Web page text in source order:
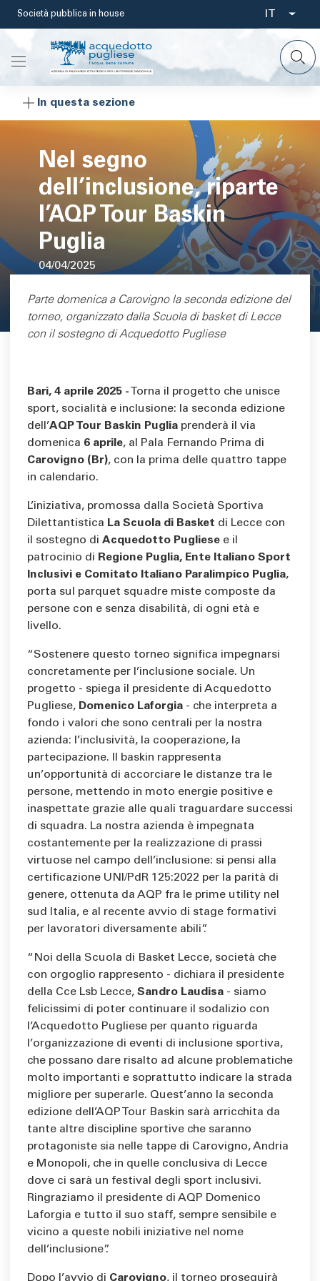
Salta
contenuto
principale
Società pubblica in house
Select
your
IT
In questa sezione
Nel segno
dell’inclusione, riparte
l’AQP Tour Baskin
Puglia
04/04/2025
Area di testo
Parte domenica a Carovigno la seconda edizione del
torneo, organizzato dalla Scuola di basket di Lecce
con il sostegno di Acquedotto Pugliese
Bari, 4 aprile 2025 - Torna il progetto che unisce
sport, socialità e inclusione: la seconda edizione
dell’AQP Tour Baskin Puglia prenderà il via
domenica 6 aprile, al Pala Fernando Prima di
Carovigno (Br), con la prima delle quattro tappe
in calendario.
L’iniziativa, promossa dalla Società Sportiva
Dilettantistica La Scuola di Basket di Lecce con
il sostegno di Acquedotto Pugliese e il
patrocinio di Regione Puglia, Ente Italiano Sport
Inclusivi e Comitato Italiano Paralimpico Puglia,
porta sul parquet squadre miste composte da
persone con e senza disabilità, di ogni età e
livello.
“Sostenere questo torneo significa impegnarsi
concretamente per l’inclusione sociale. Un
progetto - spiega il presidente di Acquedotto
Pugliese, Domenico Laforgia - che interpreta a
fondo i valori che sono centrali per la nostra
azienda: l’inclusività, la cooperazione, la
partecipazione. Il baskin rappresenta
un’opportunità di accorciare le distanze tra le
persone, mettendo in moto energie positive e
inaspettate grazie alle quali traguardare successi
di squadra. La nostra azienda è impegnata
costantemente per la realizzazione di prassi
virtuose nel campo dell’inclusione: si pensi alla
certificazione UNI/PdR 125:2022 per la parità di
genere, ottenuta da AQP fra le prime utility nel
sud Italia, e al recente avvio di stage formativi
per lavoratori diversamente abili”.
“Noi della Scuola di Basket Lecce, società che
con orgoglio rappresento - dichiara il presidente
della Cce Lsb Lecce, Sandro Laudisa - siamo
felicissimi di poter continuare il sodalizio con
l’Acquedotto Pugliese per quanto riguarda
l’organizzazione di eventi di inclusione sportiva,
che possano dare risalto ad alcune problematiche
molto importanti e soprattutto indicare la strada
migliore per superarle. Quest’anno la seconda
edizione dell’AQP Tour Baskin sarà arricchita da
tante altre discipline sportive che saranno
protagoniste sia nelle tappe di Carovigno, Andria
e Monopoli, che in quelle conclusiva di Lecce
dove ci sarà un festival degli sport inclusivi.
Ringraziamo il presidente di AQP Domenico
Laforgia e tutto il suo staff, sempre sensibile e
vicino a queste nobili iniziative nel nome
dell’inclusione”.
Dopo l’avvio di Carovigno, il torneo proseguirà